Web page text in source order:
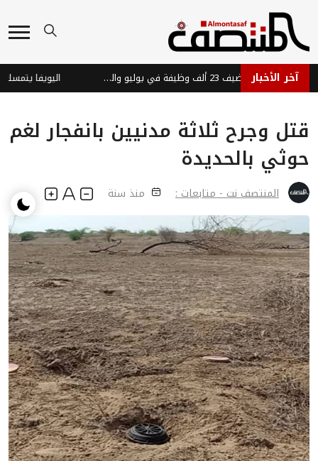
آخر الأخبار الاقتصاد الأمريكي يضيف 23 ألف وظيفة في يوليو والبطالة تتراجع إلى 4.1% اليويفا يتمسك
قتل وجرح ثلاثة مدنيين بانفجار لغم
حوثي بالحديدة
المنتصف نت - متابعات : منذ سنة